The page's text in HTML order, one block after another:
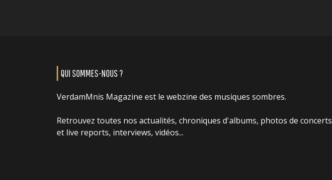
QUI SOMMES-NOUS ?
VerdamMnis Magazine est le webzine des musiques sombres.
Retrouvez toutes nos actualités, chroniques d'albums, photos de concerts
et live reports, interviews, vidéos...